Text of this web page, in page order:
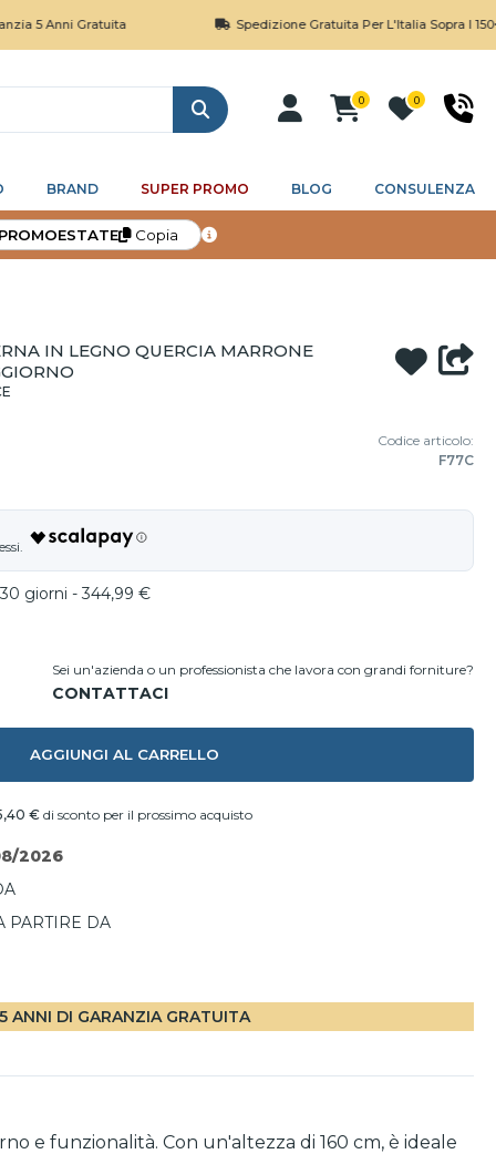
Gratuita Spedizione Gratuita Per L'Italia Sopra I 150€
Cerca
0 0
BRAND SUPER PROMO BLOG CONSULENZA
PROMOESTATE Copia
IN LEGNO QUERCIA MARRONE
Codice articolo:
F77C
giorni - 344,99 €
Sei un'azienda o un professionista che lavora con grandi forniture?
AGGIUNGI AL CARRELLO
€ di sconto per il prossimo acquisto
2026
PARTIRE DA
5 ANNI DI GARANZIA GRATUITA
e funzionalità. Con un'altezza di 160 cm, è ideale